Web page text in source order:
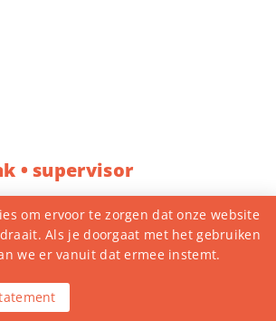
• supervisor
om ervoor te zorgen dat onze website
Als je doorgaat met het gebruiken
we er vanuit dat ermee instemt.